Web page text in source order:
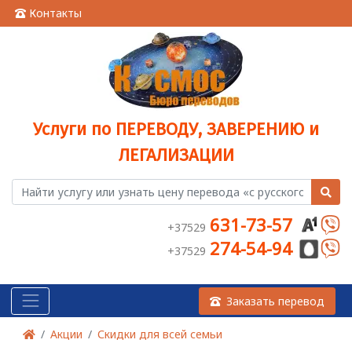
Контакты
Услуги по ПЕРЕВОДУ, ЗАВЕРЕНИЮ и
ЛЕГАЛИЗАЦИИ
+37529 631-73-57
+37529 274-54-94
Заказать перевод
Акции Скидки для всей семьи